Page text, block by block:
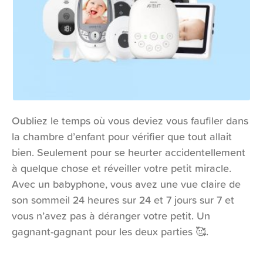
Oubliez le temps où vous deviez vous faufiler dans
la chambre d’enfant pour vérifier que tout allait
bien. Seulement pour se heurter accidentellement
à quelque chose et réveiller votre petit miracle.
Avec un babyphone, vous avez une vue claire de
son sommeil 24 heures sur 24 et 7 jours sur 7 et
vous n’avez pas à déranger votre petit. Un
gagnant-gagnant pour les deux parties 🥰.